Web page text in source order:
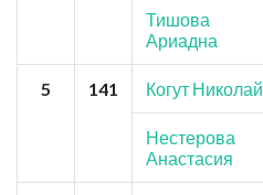
Тишова
Ариадна
5 141 Когут Николай
Нестерова
Анастасия